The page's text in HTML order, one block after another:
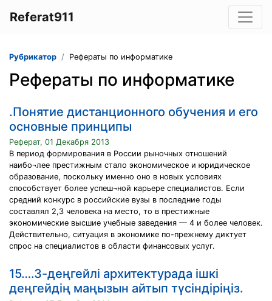
Referat911
Рубрикатор Рефераты по информатике
Рефераты по информатике
.Понятие дистанционного обучения и его
основные принципы
Реферат, 01 Декабря 2013
В период формирования в России рыночных отношений
наибо¬лее престижным стало экономическое и юридическое
образование, поскольку именно оно в новых условиях
способствует более успеш¬ной карьере специалистов. Если
средний конкурс в российские вузы в последние годы
составлял 2,3 человека на место, то в престижные
экономические высшие учебные заведения — 4 и более человек.
Действительно, ситуация в экономике по-прежнему диктует
спрос на специалистов в области финансовых услуг.
15….3-деңгейлі архитектурада ішкі
деңгейдің маңызын айтып түсіндіріңіз.